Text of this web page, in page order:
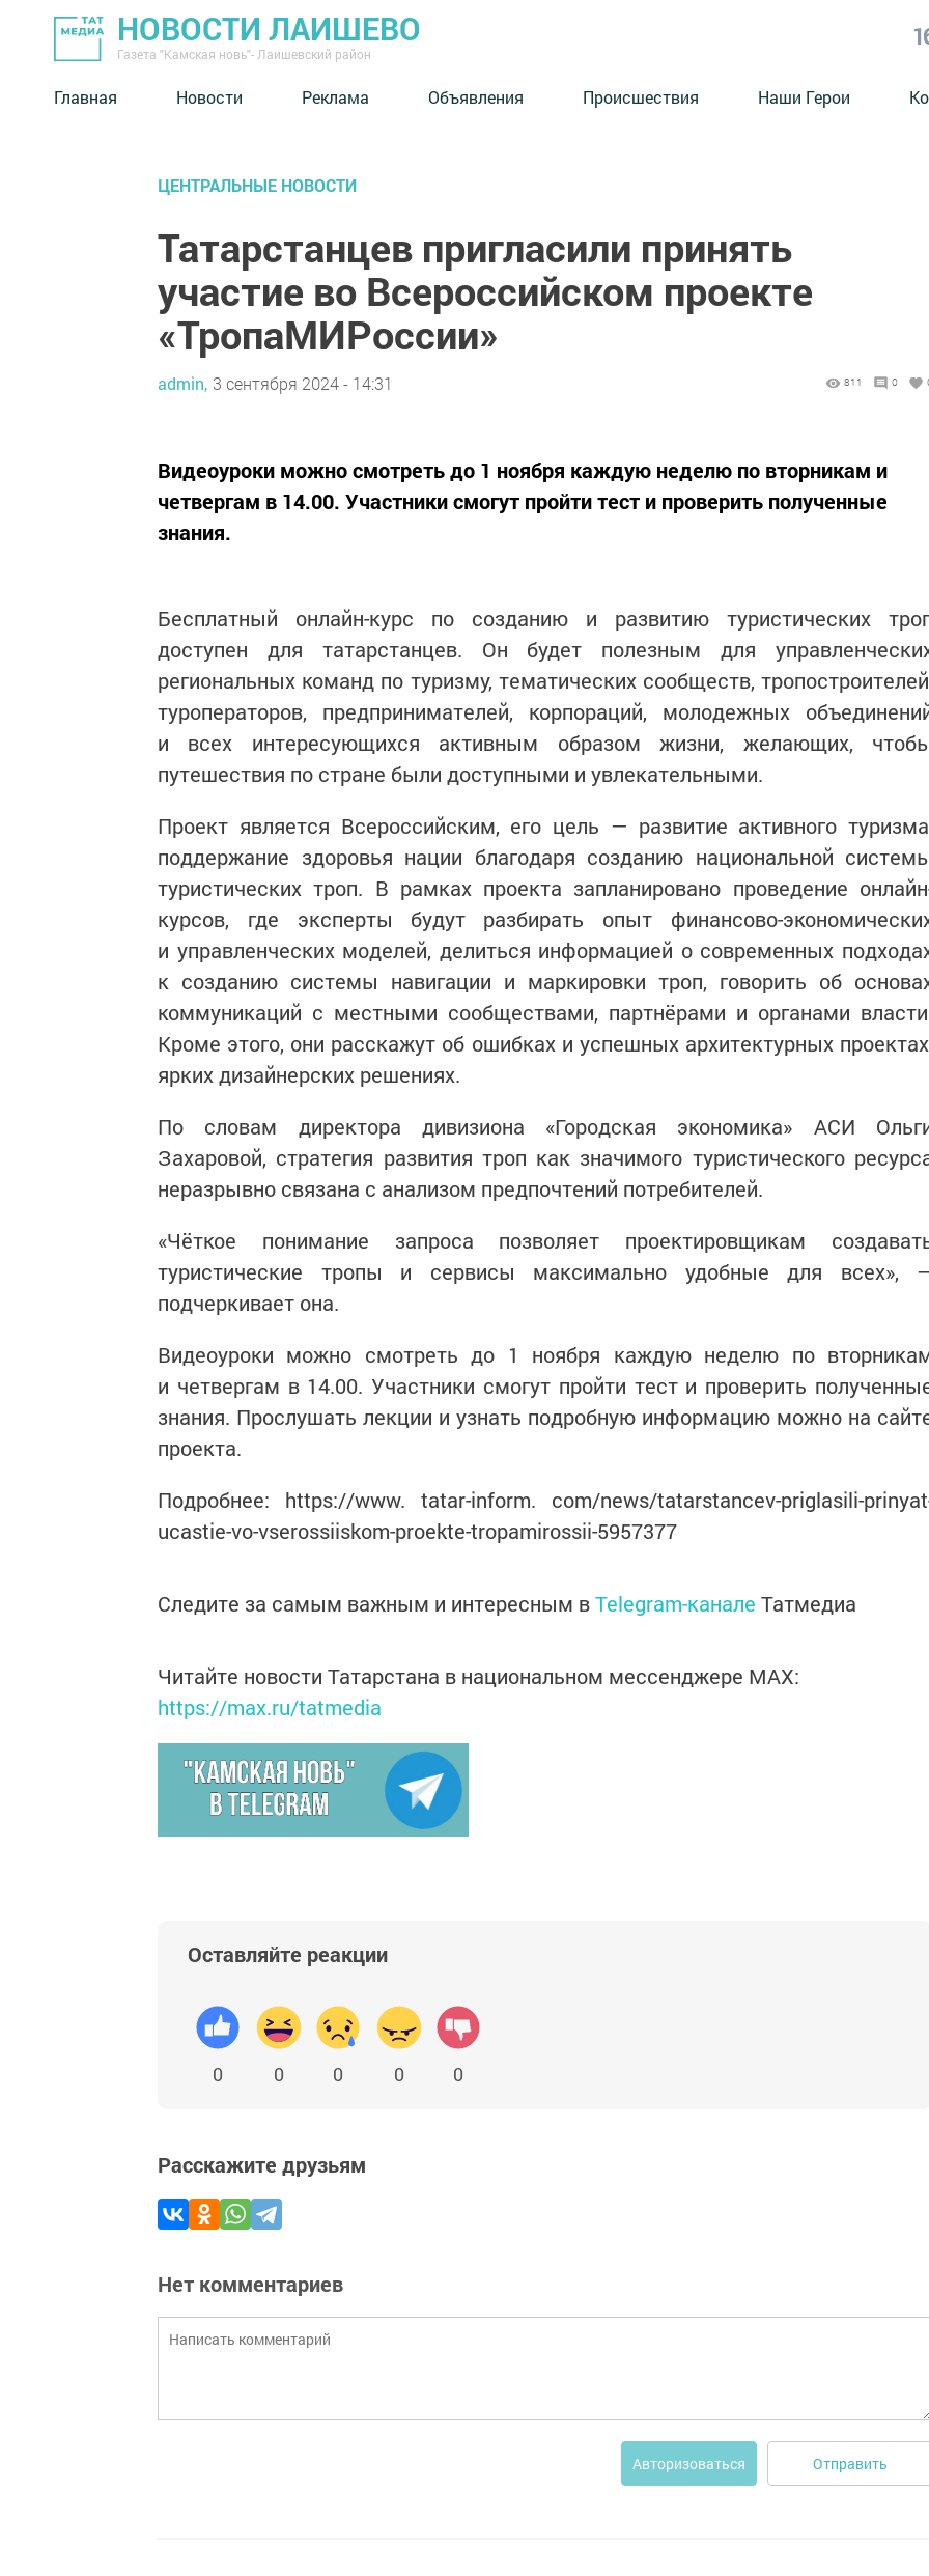
НОВОСТИ ЛАИШЕВО
Газета "Камская новь"- Лаишевский район
Главная Новости Реклама Объявления Происшествия Наши Герои
ЦЕНТРАЛЬНЫЕ НОВОСТИ
Татарстанцев пригласили принять
участие во Всероссийском проекте
«ТропаМИРоссии»
admin, 3 сентября 2024 - 14:31 811 0
Видеоуроки можно смотреть до 1 ноября каждую неделю по вторникам и
четвергам в 14.00. Участники смогут пройти тест и проверить полученные
знания.
Бесплатный онлайн-курс по созданию и развитию туристических
доступен для татарстанцев. Он будет полезным для
региональных команд по туризму, тематических сообществ,
туроператоров, предпринимателей, корпораций, молодежных
и всех интересующихся активным образом жизни, желающих,
путешествия по стране были доступными и увлекательными.
Проект является Всероссийским, его цель — развитие активного
поддержание здоровья нации благодаря созданию национальной
туристических троп. В рамках проекта запланировано проведение
курсов, где эксперты будут разбирать опыт финансово-
и управленческих моделей, делиться информацией о современных
к созданию системы навигации и маркировки троп, говорить об
коммуникаций с местными сообществами, партнёрами и органами
Кроме этого, они расскажут об ошибках и успешных архитектурных
ярких дизайнерских решениях.
По словам директора дивизиона «Городская экономика» АСИ
Захаровой, стратегия развития троп как значимого туристического
неразрывно связана с анализом предпочтений потребителей.
«Чёткое понимание запроса позволяет проектировщикам
туристические тропы и сервисы максимально удобные для всех»,
подчеркивает она.
Видеоуроки можно смотреть до 1 ноября каждую неделю по
и четвергам в 14.00. Участники смогут пройти тест и проверить
знания. Прослушать лекции и узнать подробную информацию можно на
проекта.
Подробнее: https://www. tatar-inform. com/news/tatarstancev-priglasili-
ucastie-vo-vserossiiskom-proekte-tropamirossii-5957377
Следите за самым важным и интересным вTelegram-канале Татмедиа
Читайте новости Татарстана в национальном мессенджере MАХ:
https://max.ru/tatmedia
Оставляйте реакции
0 0 0 0 0
Расскажите друзьям
Нет комментариев
Авторизоваться Отправить